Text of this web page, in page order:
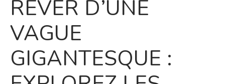
RÊVER D’UNE
VAGUE
GIGANTESQUE :